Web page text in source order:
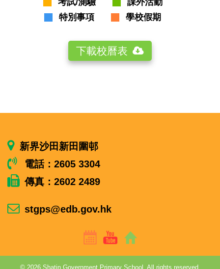
考試/測驗
課外活動
特別事項
學校假期
下載校曆表
新界沙田新田圍邨
電話：2605 3304
傳真：2602 2489
stgps@edb.gov.hk
© 2026 Shatin Government Primary School. All rights reserved.